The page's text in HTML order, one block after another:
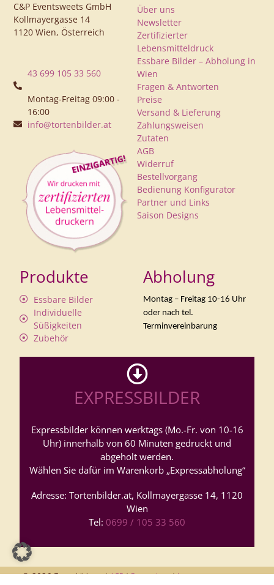
C&P Eventsweets GmbH
Kollmayergasse 14
1120 Wien, Österreich
43 699 105 33 560
Montag-Freitag 09:00 -
16:00
info@tortenbilder.at
Über uns
Newsletter
Zertifizierter
Lebensmitteldruck
Essbare Bilder – Abholung in
Wien
Fragen & Antworten
Preise
Versand & Lieferung
Zahlungsweisen
Zutaten
AGB
Widerruf
Bestellvorgang
Bedienung Konfigurator
Partner und Links
Saison Designs
Produkte
Essbare Bilder
Individuelle
Süßigkeiten
Zubehör
Abholung
Montag – Freitag 10-16 Uhr
oder nach tel.
Terminvereinbarung
EXPRESSBILDER
Expressbilder können werktags (Mo.-Fr. von 10-16
Uhr) innerhalb von 60 Minuten gedruckt und
abgeholt werden.
Wählen Sie dafür im Warenkorb „Expressabholung“
Adresse: Tortenbilder.at, Kollmayergasse 14, 1120
Wien
Tel: 0699 / 105 33 560
© 2026 Tortenbilder.at |AGB|Datenschutz|Impressum